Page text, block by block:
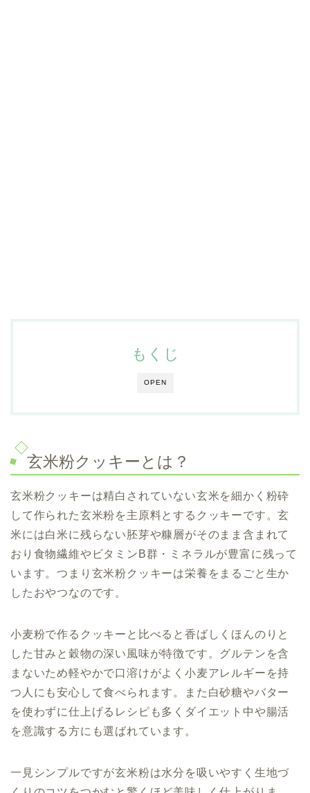
OPEN
もくじ
玄米粉クッキーとは？
玄米粉クッキーは精白されていない玄米を細かく粉砕
して作られた玄米粉を主原料とするクッキーです。玄
米には白米に残らない胚芽や糠層がそのまま含まれて
おり食物繊維やビタミンB群・ミネラルが豊富に残って
います。つまり玄米粉クッキーは栄養をまるごと生か
したおやつなのです。
小麦粉で作るクッキーと比べると香ばしくほんのりと
した甘みと穀物の深い風味が特徴です。グルテンを含
まないため軽やかで口溶けがよく小麦アレルギーを持
つ人にも安心して食べられます。また白砂糖やバター
を使わずに仕上げるレシピも多くダイエット中や腸活
を意識する方にも選ばれています。
一見シンプルですが玄米粉は水分を吸いやすく生地づ